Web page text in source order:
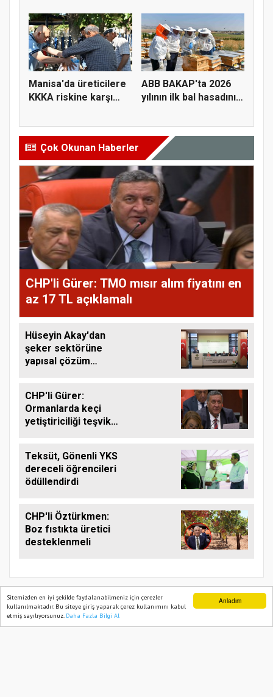
Anladım
Sitemizden en iyi şekilde faydalanabilmeniz için çerezler
kullanılmaktadır. Bu siteye giriş yaparak çerez kullanımını kabul
etmiş sayılıyorsunuz. Daha Fazla Bilgi Al
Manisa'da üreticilere
KKKA riskine karşı
ABB BAKAP'ta 2026
yılının ilk bal hasadını
Çok Okunan Haberler
CHP'li Gürer: TMO mısır alım fiyatını en
az 17 TL açıklamalı
Hüseyin Akay'dan
şeker sektörüne
yapısal çözüm
CHP'li Gürer:
Ormanlarda keçi
yetiştiriciliği teşvik
Teksüt, Gönenli YKS
dereceli öğrencileri
ödüllendirdi
CHP'li Öztürkmen:
Boz fıstıkta üretici
desteklenmeli
TARIM PUSULASI
Ana Sayfa Web TV